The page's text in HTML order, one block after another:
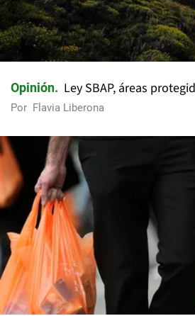
Opinión Ley SBAP, áreas
Por Flavia Liberona